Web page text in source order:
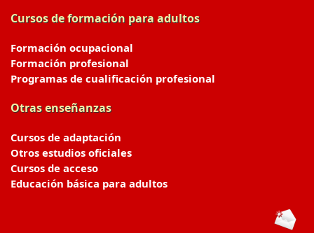
Cursos de formación para adultos
Formación ocupacional
Formación profesional
Programas de cualificación profesional
Otras enseñanzas
Cursos de adaptación
Otros estudios oficiales
Cursos de acceso
Educación básica para adultos